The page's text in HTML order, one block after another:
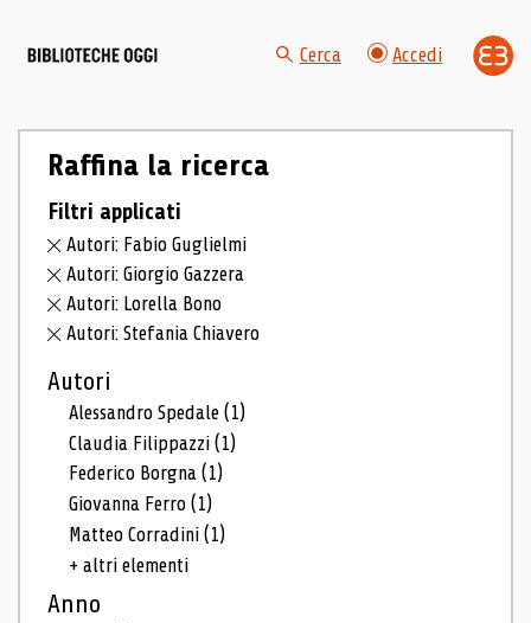
Cerca Accedi
Raffina la ricerca
Filtri applicati
Autori: Fabio Guglielmi
Autori: Giorgio Gazzera
Autori: Lorella Bono
Autori: Stefania Chiavero
Autori
Alessandro Spedale(1)
Claudia Filippazzi(1)
Federico Borgna(1)
Giovanna Ferro(1)
Matteo Corradini(1)
+ altri elementi
Anno